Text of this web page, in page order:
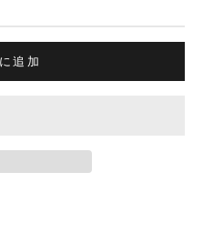
追加